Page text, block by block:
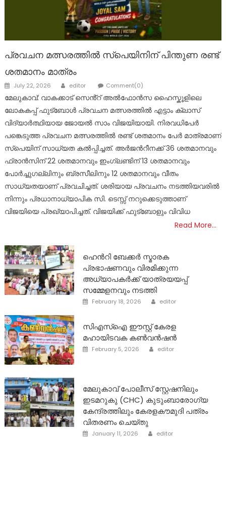
പ്രവചന മത്സരത്തിൽ സ്പെയിനിന് പിന്തുണ രണ്ട്
ശതമാനം മാത്രം
Posted
July 22, 2026 Author
editor Comment(0)
മേലുകാവ്: വാകക്കാട് സെൻ്റ് അൽഫോൻസ ഹൈസ്കൂളിലെ
ലോകകപ്പ് ഫുട്ബോൾ പ്രവചന മത്സരത്തിൽ എട്ടാം ക്ലാസ്
വിദ്യാർത്ഥിയായ ജോയൽ സാം വിജയിയായി. നിരവധിപേർ
പങ്കെടുത്ത പ്രവചന മത്സരത്തിൽ രണ്ട് ശതമാനം പേർ മാത്രമാണ്
സ്പെയിന് സാധ്യത കൽപ്പിച്ചത്. അർജൻറീനക്ക് 36 ശതമാനവും
ഫ്രാൻസിന് 22 ശതമാനവും ഇംഗ്ലണ്ടിന് 13 ശതമാനവും
പോർച്ചുഗല്ലിനും ബ്രസീലിനും 12 ശതമാനവും വീതം
സാധ്യതയാണ് പ്രവചിച്ചത്. ശരിയായ പ്രവചനം നടത്തിയവരിൽ
നിന്നും പ്രധാനാധ്യാപിക സി. ടെസ്സ് നറുക്കെടുത്താണ്
വിജയിയെ പ്രഖ്യാപിച്ചത്. വിജയിക്ക് ഫുട്ബോളും വിവിധ
Read More…
ഹെൻറി ബേക്കർ സ്മാരക
പ്രഭാഷണവും വിരമിക്കുന്ന
അധ്യാപകർക്ക് യാത്രയയപ്പ്
സമ്മേളനവും നടത്തി
Posted
February 18, 2026 Author
editor
സിഎസ്ഐ ഈസ്റ്റ് കേരള
മഹായിടവക കൺവൻഷൻ
Posted
February 5, 2026 Author
editor
മേലുകാവ് പോലീസ് സ്റ്റേഷനിലും
ഇടമറുകു (CHC) കുടുംബാരോഗ്യ
കേന്ദ്രത്തിലും കേരളകൗമുദി പത്രം
വിതരണം ചെയ്തു
Posted
January 11, 2026 Author
editor